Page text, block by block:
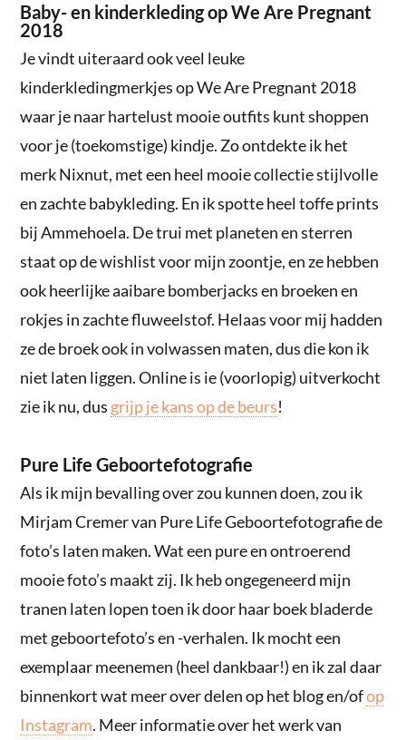
Baby- en kinderkleding op We Are Pregnant
2018
Je vindt uiteraard ook veel leuke
kinderkledingmerkjes op We Are Pregnant 2018
waar je naar hartelust mooie outfits kunt shoppen
voor je (toekomstige) kindje. Zo ontdekte ik het
merk Nixnut, met een heel mooie collectie stijlvolle
en zachte babykleding. En ik spotte heel toffe prints
bij Ammehoela. De trui met planeten en sterren
staat op de wishlist voor mijn zoontje, en ze hebben
ook heerlijke aaibare bomberjacks en broeken en
rokjes in zachte fluweelstof. Helaas voor mij hadden
ze de broek ook in volwassen maten, dus die kon ik
niet laten liggen. Online is ie (voorlopig) uitverkocht
zie ik nu, dus grijp je kans op de beurs!
Pure Life Geboortefotografie
Als ik mijn bevalling over zou kunnen doen, zou ik
Mirjam Cremer van Pure Life Geboortefotografie de
foto’s laten maken. Wat een pure en ontroerend
mooie foto’s maakt zij. Ik heb ongegeneerd mijn
tranen laten lopen toen ik door haar boek bladerde
met geboortefoto’s en -verhalen. Ik mocht een
exemplaar meenemen (heel dankbaar!) en ik zal daar
binnenkort wat meer over delen op het blog en/ofop
Instagram. Meer informatie over het werk van